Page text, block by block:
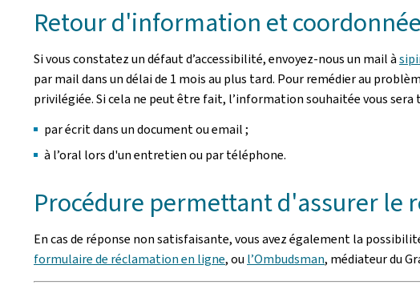
Retour d'information et
Si vous constatez un défaut d’accessibilité, envoyez-nous un mail à
par mail dans un délai de 1 mois au plus tard. Pour remédier au
privilégiée. Si cela ne peut être fait, l’information souhaitée vous
par écrit dans un document ou email ;
à l’oral lors d'un entretien ou par téléphone.
Procédure permettant d'assurer le
En cas de réponse non satisfaisante, vous avez également la
formulaire de réclamation en ligne, ou l’Ombudsman, médiateur du